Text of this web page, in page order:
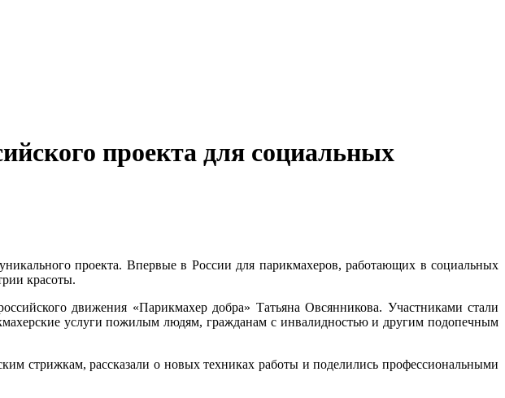
проекта для социальных
проекта. Впервые в России для парикмахеров, работающих в социальных
красоты.
движения «Парикмахер добра» Татьяна Овсянникова. Участниками стали
услуги пожилым людям, гражданам с инвалидностью и другим подопечным
стрижкам, рассказали о новых техниках работы и поделились профессиональными